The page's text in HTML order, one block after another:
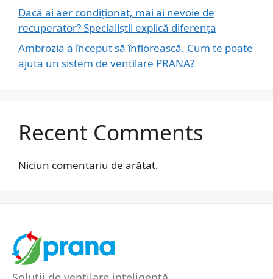
Dacă ai aer condiționat, mai ai nevoie de
recuperator? Specialiștii explică diferența
Ambrozia a început să înflorească. Cum te poate
ajuta un sistem de ventilare PRANA?
Recent Comments
Niciun comentariu de arătat.